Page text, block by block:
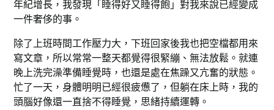
年紀增長，我發現「睡得好又睡得飽」對我來說已經變成
一件奢侈的事。
除了上班時間工作壓力大，下班回家後我也把空檔都用來
寫文章，所以常常一整天都覺得很緊繃、無法放鬆。就連
晚上洗完澡準備睡覺時，也還是處在焦躁又亢奮的狀態。
忙了一天，身體明明已經很疲憊了，但躺在床上時，我的
頭腦好像還一直捨不得睡覺，思緒持續運轉。